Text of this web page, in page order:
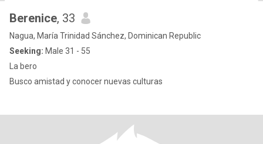
Berenice, 33
Nagua, María Trinidad Sánchez, Dominican Republic
Seeking: Male 31 - 55
La bero
Busco amistad y conocer nuevas culturas